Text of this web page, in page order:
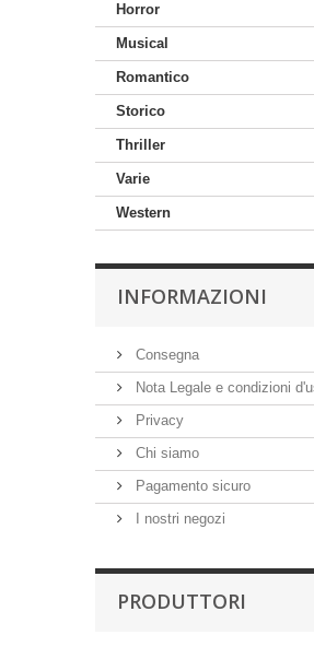
Horror
Musical
Romantico
Storico
Thriller
Varie
Western
INFORMAZIONI
Consegna
Nota Legale e condizioni
Privacy
Chi siamo
Pagamento sicuro
I nostri negozi
PRODUTTORI